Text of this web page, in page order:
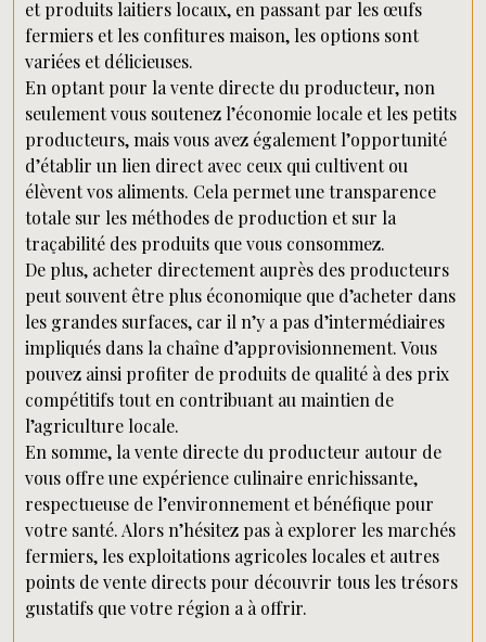
et produits laitiers locaux, en passant par les œufs
fermiers et les confitures maison, les options sont
variées et délicieuses.
En optant pour la vente directe du producteur, non
seulement vous soutenez l’économie locale et les petits
producteurs, mais vous avez également l’opportunité
d’établir un lien direct avec ceux qui cultivent ou
élèvent vos aliments. Cela permet une transparence
totale sur les méthodes de production et sur la
traçabilité des produits que vous consommez.
De plus, acheter directement auprès des producteurs
peut souvent être plus économique que d’acheter dans
les grandes surfaces, car il n’y a pas d’intermédiaires
impliqués dans la chaîne d’approvisionnement. Vous
pouvez ainsi profiter de produits de qualité à des prix
compétitifs tout en contribuant au maintien de
l’agriculture locale.
En somme, la vente directe du producteur autour de
vous offre une expérience culinaire enrichissante,
respectueuse de l’environnement et bénéfique pour
votre santé. Alors n’hésitez pas à explorer les marchés
fermiers, les exploitations agricoles locales et autres
points de vente directs pour découvrir tous les trésors
gustatifs que votre région a à offrir.